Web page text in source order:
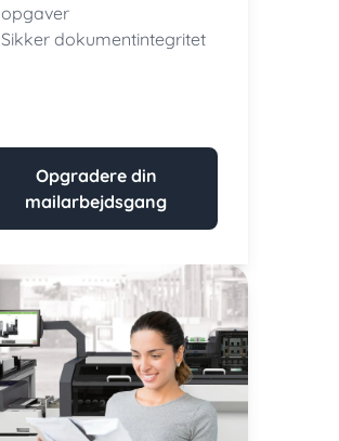
opgaver
Sikker dokumentintegritet
Opgradere din
mailarbejdsgang